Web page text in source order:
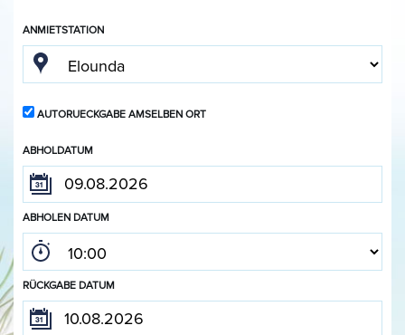
ANMIETSTATION
AUTORUECKGABE AMSELBEN ORT
ABHOLDATUM
ABHOLEN DATUM
RÜCKGABE DATUM